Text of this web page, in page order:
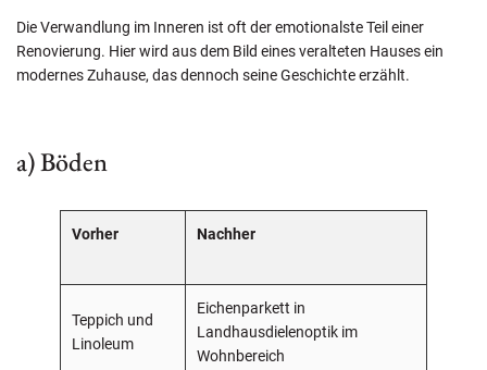
Die Verwandlung im Inneren ist oft der emotionalste Teil einer
Renovierung. Hier wird aus dem Bild eines veralteten Hauses ein
modernes Zuhause, das dennoch seine Geschichte erzählt.
a) Böden
Vorher Nachher
Teppich und
Linoleum
Eichenparkett in
Landhausdielenoptik im
Wohnbereich